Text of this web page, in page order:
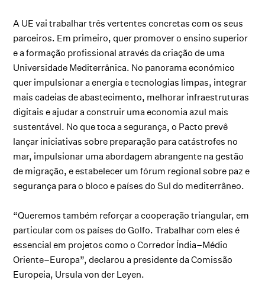
A UE vai trabalhar três vertentes concretas com os seus
parceiros. Em primeiro, quer promover o ensino superior
e a formação profissional através da criação de uma
Universidade Mediterrânica. No panorama económico
quer impulsionar a energia e tecnologias limpas, integrar
mais cadeias de abastecimento, melhorar infraestruturas
digitais e ajudar a construir uma economia azul mais
sustentável. No que toca a segurança, o Pacto prevê
lançar iniciativas sobre preparação para catástrofes no
mar, impulsionar uma abordagem abrangente na gestão
de migração, e estabelecer um fórum regional sobre paz e
segurança para o bloco e países do Sul do mediterrâneo.
“Queremos também reforçar a cooperação triangular, em
particular com os países do Golfo. Trabalhar com eles é
essencial em projetos como o Corredor Índia–Médio
Oriente–Europa”, declarou a presidente da Comissão
Europeia, Ursula von der Leyen.